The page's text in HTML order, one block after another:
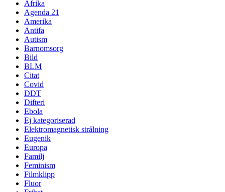
Afrika
Agenda 21
Amerika
Antifa
Autism
Barnomsorg
Bild
BLM
Citat
Covid
DDT
Difteri
Ebola
Ej kategoriserad
Elektromagnetisk strålning
Eugenik
Europa
Familj
Feminism
Filmklipp
Fluor